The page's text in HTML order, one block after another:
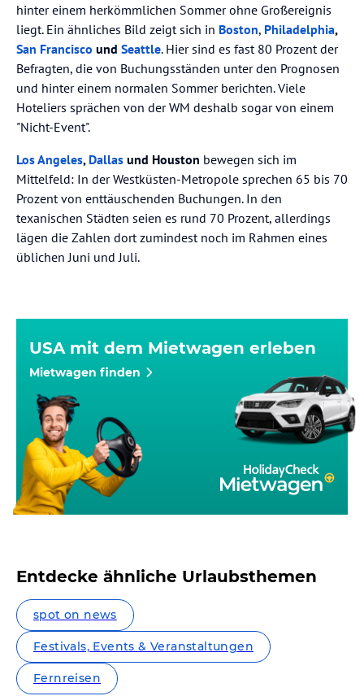
hinter einem herkömmlichen Sommer ohne Großereignis
liegt. Ein ähnliches Bild zeigt sich in Boston, Philadelphia,
San Francisco und Seattle. Hier sind es fast 80 Prozent der
Befragten, die von Buchungsständen unter den Prognosen
und hinter einem normalen Sommer berichten. Viele
Hoteliers sprächen von der WM deshalb sogar von einem
"Nicht-Event".
Los Angeles, Dallas und Houston bewegen sich im
Mittelfeld: In der Westküsten-Metropole sprechen 65 bis 70
Prozent von enttäuschenden Buchungen. In den
texanischen Städten seien es rund 70 Prozent, allerdings
lägen die Zahlen dort zumindest noch im Rahmen eines
üblichen Juni und Juli.
USA mit dem Mietwagen erleben
Mietwagen finden
Entdecke ähnliche Urlaubsthemen
spot on news
Festivals, Events & Veranstaltungen
Fernreisen